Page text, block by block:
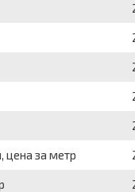
цена за метр